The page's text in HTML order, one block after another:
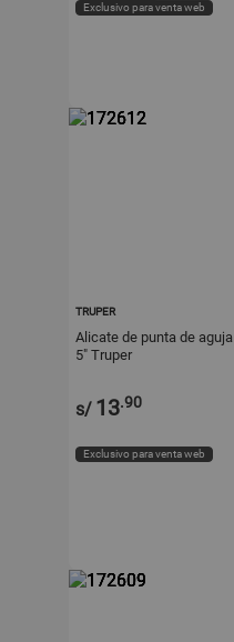
Exclusivo para venta web
TRUPER
Alicate de punta de aguja
5" Truper
s/ 13.90
Exclusivo para venta web